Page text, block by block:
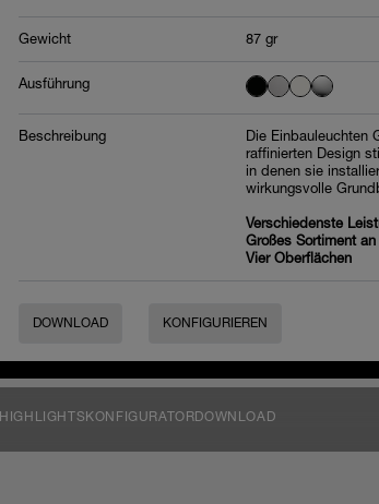
Gewicht 87 gr
Ausführung
Beschreibung
Die Einbauleuchten
raffinierten Design
in denen sie
wirkungsvolle
Verschiedenste
Großes Sortiment
Vier Oberflächen
DOWNLOAD KONFIGURIEREN
HIGHLIGHTS KONFIGURATORDOWNLOAD